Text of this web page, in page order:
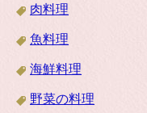
肉料理
魚料理
海鮮料理
野菜の料理